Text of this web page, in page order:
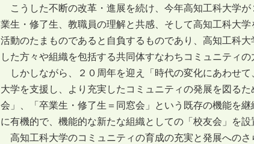
こうした不断の改革・進展を続け、今年高知工科大学
業生・修了生、教職員の理解と共感、そして高知工科大
活動のたまものであると自負するものであり、高知工科
した方々や組織を包括する共同体すなわちコミュニティの
しかしながら、２０周年を迎え「時代の変化にあわせ
大学を支援し、より充実したコミュニティの発展を図る
会」、「卒業生・修了生＝同窓会」という既存の機能を
に有機的で、機能的な新たな組織としての「校友会」を設
高知工科大学のコミュニティの育成の充実と発展への